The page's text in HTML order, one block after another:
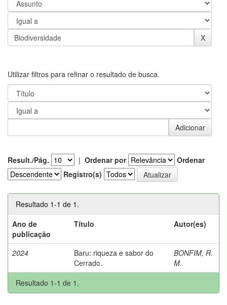
Utilizar filtros para refinar o resultado de busca.
Result./Pág. | Ordenar por
Ordenar
Registro(s)
Resultado 1-1 de 1.
Ano de
publicação
Título Autor(es)
2024
Baru: riqueza e sabor do
Cerrado.
BONFIM, R.
M.
Resultado 1-1 de 1.